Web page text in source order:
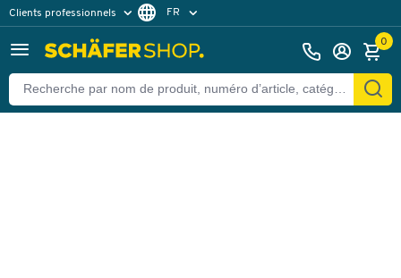
Clients professionnels
Clients particuliers
FR
0
Retour